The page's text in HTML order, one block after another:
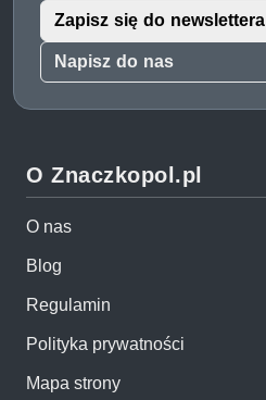
Napisz do nas
Zapisz się do newslettera
O Znaczkopol.pl
O nas
Blog
Regulamin
Polityka prywatności
Mapa strony